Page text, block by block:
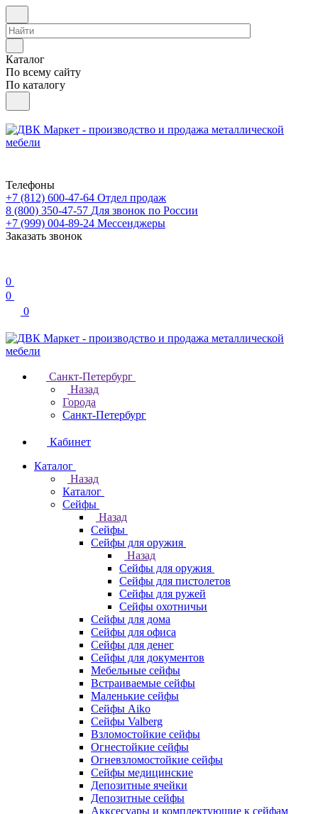
Каталог
По всему сайту
По каталогу
Телефоны
+7 (812) 600-47-64 Отдел продаж
8 (800) 350-47-57 Для звонок по России
+7 (999) 004-89-24 Мессенджеры
Заказать звонок
0
0
0
Санкт-Петербург
Назад
Города
Санкт-Петербург
Кабинет
Каталог
Назад
Каталог
Cейфы
Назад
Cейфы
Cейфы для оружия
Назад
Cейфы для оружия
Сейфы для пистолетов
Сейфы для ружей
Сейфы охотничьи
Cейфы для дома
Cейфы для офиса
Сейфы для денег
Сейфы для документов
Мебельные сейфы
Встраиваемые сейфы
Маленькие сейфы
Сейфы Aiko
Сейфы Valberg
Взломостойкие сейфы
Огнестойкие сейфы
Огневзломостойкие сейфы
Сейфы медицинские
Депозитные ячейки
Депозитные сейфы
Акксесуары и комплектующие к сейфам